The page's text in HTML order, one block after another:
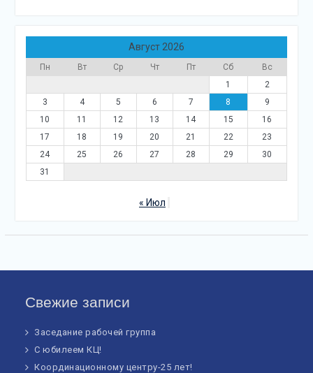
Август 2026
Пн Вт Ср Чт Пт Сб
Вс
1
2
3
4 5 6 7 8
9
10
11 12 13 14 15
16
17
18 19 20 21 22
23
24
25 26 27 28 29
30
31
« Июл
Свежие записи
Заседание рабочей группа
С юбилеем КЦ!
Координационному центру-25 лет!